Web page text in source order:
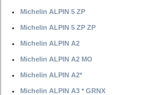
Michelin ALPIN 5 ZP
Michelin ALPIN 5 ZP ZP
Michelin ALPIN A2
Michelin ALPIN A2 MO
Michelin ALPIN A2*
Michelin ALPIN A3 * GRNX